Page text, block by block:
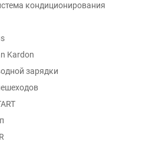
кондиционирования
Kardon
зарядки